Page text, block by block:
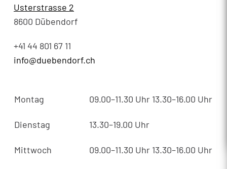
Usterstrasse 2
8600 Dübendorf
+41 44 801 67 11
info@duebendorf.ch
Montag 09.00–11.30 Uhr 13.30–16.00 Uhr
Dienstag 13.30–19.00 Uhr
Mittwoch 09.00–11.30 Uhr 13.30–16.00 Uhr